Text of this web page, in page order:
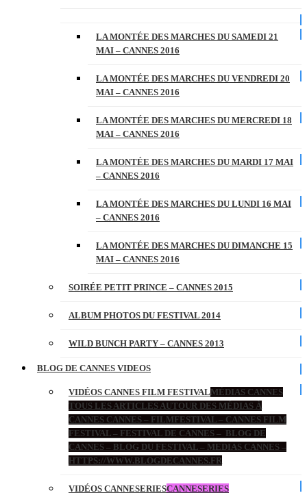
LA MONTÉE DES MARCHES DU SAMEDI 21
MAI – CANNES 2016
LA MONTÉE DES MARCHES DU VENDREDI 20
MAI – CANNES 2016
LA MONTÉE DES MARCHES DU MERCREDI 18
MAI – CANNES 2016
LA MONTÉE DES MARCHES DU MARDI 17 MAI
– CANNES 2016
LA MONTÉE DES MARCHES DU LUNDI 16 MAI
– CANNES 2016
LA MONTÉE DES MARCHES DU DIMANCHE 15
MAI – CANNES 2016
SOIRÉE PETIT PRINCE – CANNES 2015
ALBUM PHOTOS DU FESTIVAL 2014
WILD BUNCH PARTY – CANNES 2013
BLOG DE CANNES VIDEOS
VIDÉOS CANNES FILM FESTIVALMÉDIAS CANNES
TOUS LES ARTICLES AUTOUR DES MÉDIAS À
CANNES CANNES – FILMFESTIVAL – CANNES FILM
FESTIVAL – FESTIVAL DE CANNES – BLOG DE
CANNES – BLOG DU FESTIVAL – MEDIAS CANNES –
HTTPS://WWW.BLOGDECANNES.FR
VIDÉOS CANNESERIESCANNESERIES